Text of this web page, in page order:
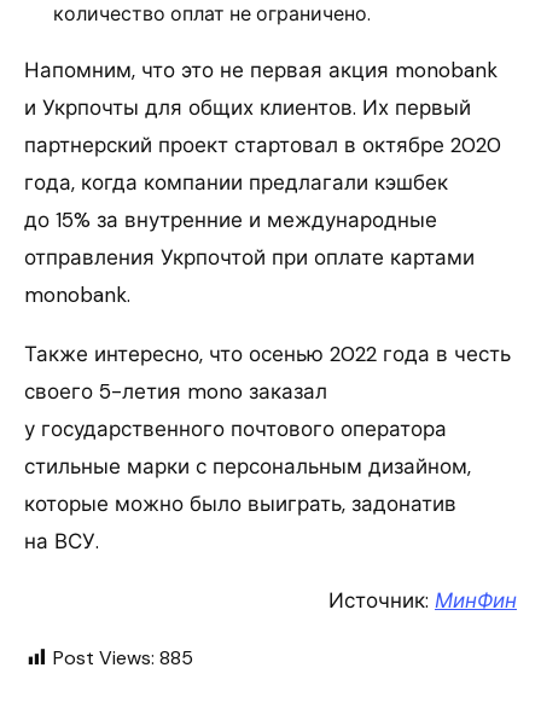
количество оплат не ограничено.
Напомним, что это не первая акция monobank
и Укрпочты для общих клиентов. Их первый
партнерский проект стартовал в октябре 2020
года, когда компании предлагали кэшбек
до 15% за внутренние и международные
отправления Укрпочтой при оплате картами
monobank.
Также интересно, что осенью 2022 года в честь
своего 5-летия mono заказал
у государственного почтового оператора
стильные марки с персональным дизайном,
которые можно было выиграть, задонатив
на ВСУ.
Источник: МинФин
Post Views: 885